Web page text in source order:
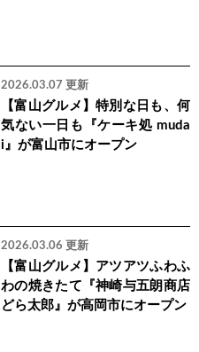
2026.03.07 更新
【富山グルメ】特別な日も、何
気ない一日も『ケーキ処 muda
i』が富山市にオープン
2026.03.06 更新
【富山グルメ】アツアツふわふ
わの焼きたて『神崎与五朗商店
どら太郎』が高岡市にオープン